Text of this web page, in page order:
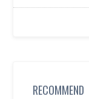
RECOMMEND